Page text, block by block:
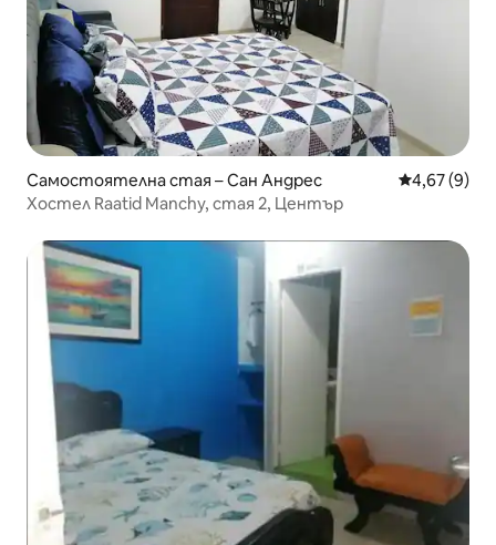
Самостоятелна стая – Сан Андрес Средна
4,67 (9)
Хостел Raatid Manchy, стая 2, Център